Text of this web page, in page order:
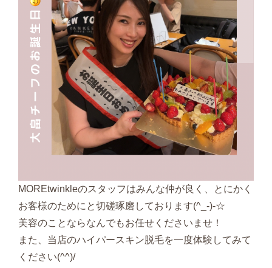
MOREtwinkleのスタッフはみんな仲が良く、とにかく
お客様のためにと切磋琢磨しております(^_-)-☆
美容のことならなんでもお任せくださいませ！
また、当店のハイパースキン脱毛を一度体験してみて
ください(^^)/